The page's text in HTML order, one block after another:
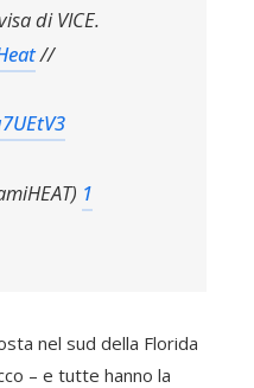
di VICE.
//
1
nel sud della Florida
– e tutte hanno la